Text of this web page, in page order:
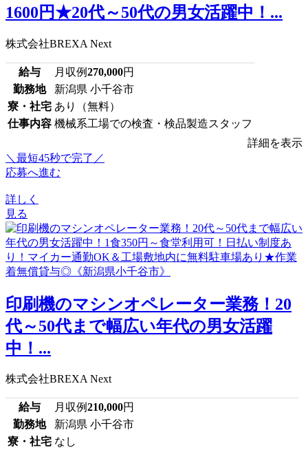
1600円★20代～50代の男女活躍中！...
株式会社BREXA Next
給与 月収例270,000円
勤務地
新潟県 小千谷市
寮・社宅 あり（無料）
仕事内容 機械系工場での検査・検品製造スタッフ
詳細を表示
＼最短45秒で完了／
応募へ進む
詳しく
見る
印刷機のマシンオペレーター業務！20
代～50代まで幅広い年代の男女活躍
中！...
株式会社BREXA Next
給与 月収例210,000円
勤務地
新潟県 小千谷市
寮・社宅 なし